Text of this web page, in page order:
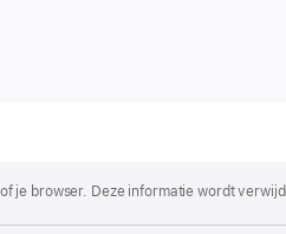
je browser. Deze informatie wordt